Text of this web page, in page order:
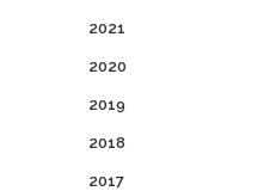
2021
2020
2019
2018
2017